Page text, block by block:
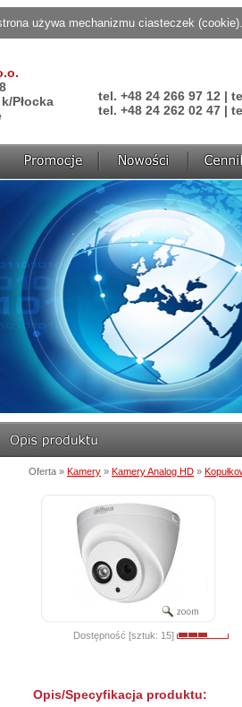
używa mechanizmu ciasteczek
Płocka
tel. +48 24 266 97 12 |
tel. +48 24 262 02 47 |
Oferta » Kamery » Kamery Analog HD »
Dostępność [sztuk: 15]
Opis/Specyfikacja produktu: